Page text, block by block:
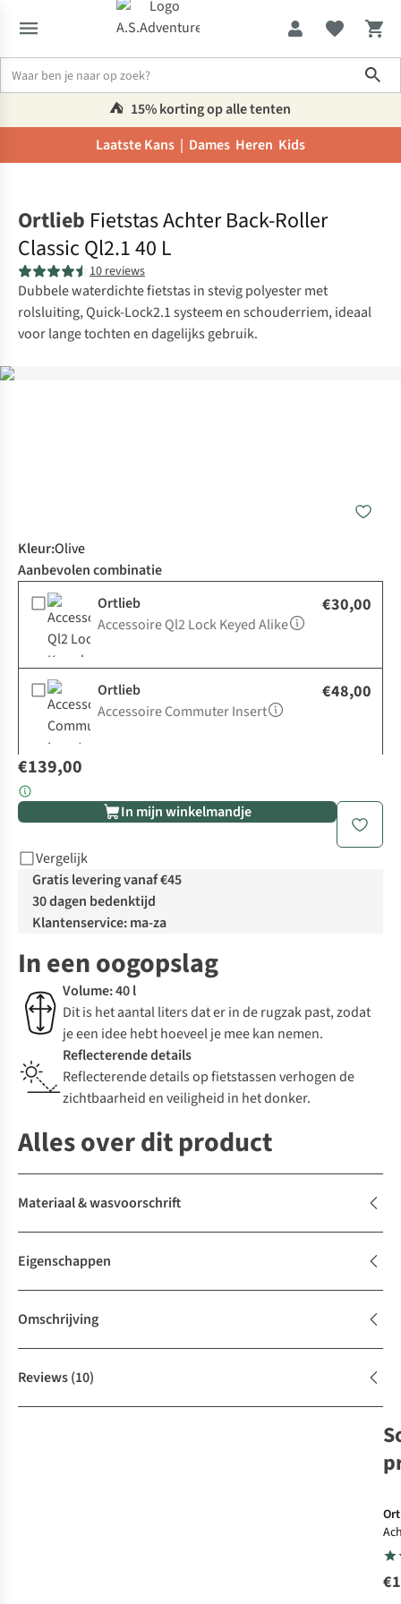
⛺️ 15% korting op alle tenten
Laatste Kans | Dames Heren Kids
Ortlieb Fietstas Achter Back-Roller
Classic Ql2.1 40 L
10 reviews
Dubbele waterdichte fietstas in stevig polyester met
rolsluiting, Quick-Lock2.1 systeem en schouderriem, ideaal
voor lange tochten en dagelijks gebruik.
Kleur:Olive
Aanbevolen combinatie
Ortlieb
Accessoire Ql2 Lock Keyed Alike
€30,00
Ortlieb
Accessoire Commuter Insert
€48,00
€139,00
In mijn winkelmandje
Vergelijk
Gratis levering vanaf €45
30 dagen bedenktijd
Klantenservice: ma-za
In een oogopslag
Volume: 40 l
Dit is het aantal liters dat er in de rugzak past, zodat
je een idee hebt hoeveel je mee kan nemen.
Reflecterende details
Reflecterende details op fietstassen verhogen de
zichtbaarheid en veiligheid in het donker.
Alles over dit product
Materiaal & wasvoorschrift
Eigenschappen
Omschrijving
Reviews(10)